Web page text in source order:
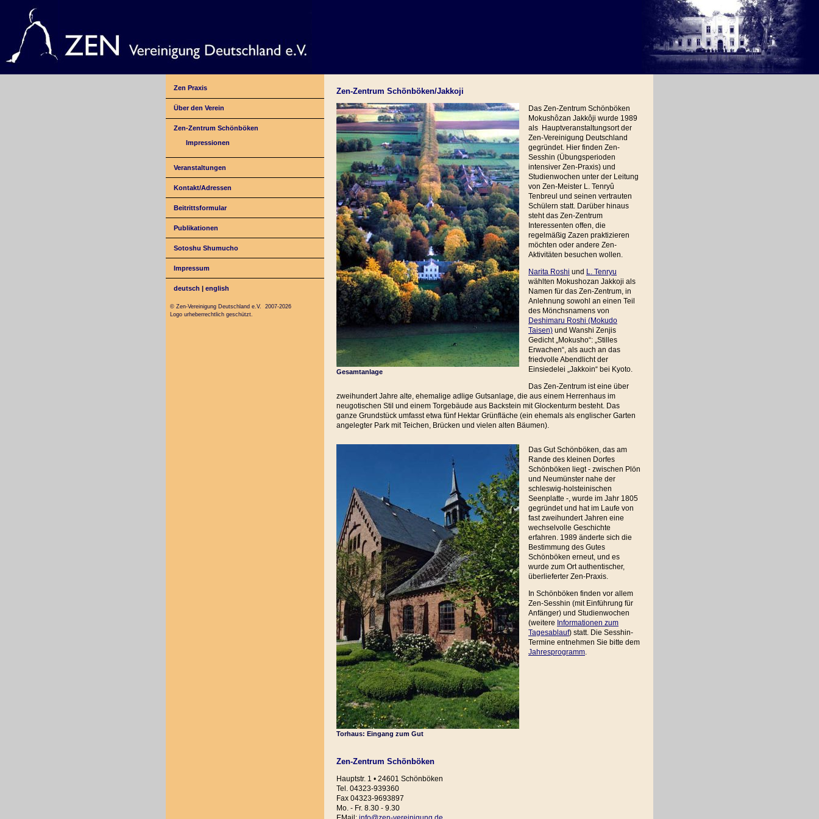
Zen Praxis
Über den Verein
Zen-Zentrum Schönböken
Impressionen
Veranstaltungen
Kontakt/Adressen
Beitrittsformular
Publikationen
Sotoshu Shumucho
Impressum
deutsch |english
Zen-Zentrum Schönböken/Jakkoji
Gesamtanlage
Das Zen-Zentrum Schönböken
Mokushôzan Jakkôji wurde 1989
als Hauptveranstaltungsort der
Zen-Vereinigung Deutschland
gegründet. Hier finden Zen-
Sesshin (Übungsperioden
intensiver Zen-Praxis) und
Studienwochen unter der Leitung
von Zen-Meister L. Tenryû
Tenbreul und seinen vertrauten
Schülern statt. Darüber hinaus
steht das Zen-Zentrum
Interessenten offen, die
regelmäßig Zazen praktizieren
möchten oder andere Zen-
Aktivitäten besuchen wollen.
Narita Roshi und L. Tenryu
wählten Mokushozan Jakkoji als
Namen für das Zen-Zentrum, in
Anlehnung sowohl an einen Teil
des Mönchsnamens von
Deshimaru Roshi (Mokudo
Taisen) und Wanshi Zenjis
Gedicht „Mokusho“: „Stilles
Erwachen“, als auch an das
friedvolle Abendlicht der
Einsiedelei „Jakkoin“ bei Kyoto.
Das Zen-Zentrum ist eine über
zweihundert Jahre alte, ehemalige adlige Gutsanlage, die aus einem Herrenhaus im
neugotischen Stil und einem Torgebäude aus Backstein mit Glockenturm besteht. Das
ganze Grundstück umfasst etwa fünf Hektar Grünfläche (ein ehemals als englischer Garten
angelegter Park mit Teichen, Brücken und vielen alten Bäumen).
Torhaus: Eingang zum Gut
Das Gut Schönböken, das am
Rande des kleinen Dorfes
Schönböken liegt - zwischen Plön
und Neumünster nahe der
schleswig-holsteinischen
Seenplatte -, wurde im Jahr 1805
gegründet und hat im Laufe von
fast zweihundert Jahren eine
wechselvolle Geschichte
erfahren. 1989 änderte sich die
Bestimmung des Gutes
Schönböken erneut, und es
wurde zum Ort authentischer,
überlieferter Zen-Praxis.
In Schönböken finden vor allem
Zen-Sesshin (mit Einführung für
Anfänger) und Studienwochen
(weitere Informationen zum
Tagesablauf) statt. Die Sesshin-
Termine entnehmen Sie bitte dem
Jahresprogramm.
Zen-Zentrum Schönböken
Hauptstr. 1 • 24601 Schönböken
Tel. 04323-939360
Fax 04323-9693897
Mo. - Fr. 8.30 - 9.30
© Zen-Vereinigung Deutschland e.V. 2007-2026
Logo urheberrechtlich geschützt.